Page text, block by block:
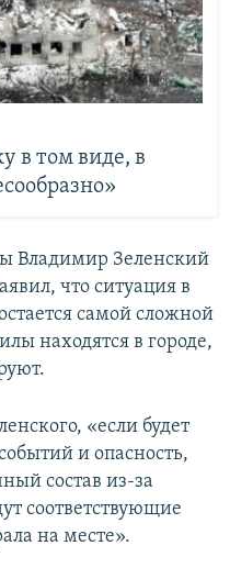
в том виде, в
Владимир Зеленский
что ситуация в
самой сложной
находятся в городе,
«если будет
и опасность,
состав из-за
соответствующие
на месте».